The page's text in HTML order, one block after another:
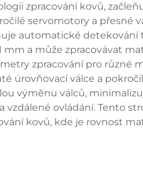
zpracování kovů,
servomotory a přesné
automatické detekování
a může zpracovávat
zpracování pro různé
válce a
výměnu válců,
ovládání. Tento
kovů, kde je rovnost